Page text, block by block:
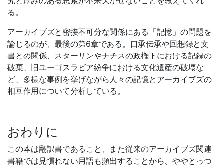
る。
アーカイブズと密接不可分な関係にある「記憶」の問題を
論じるのが、最後の第6章である。口承伝承や回想録と文
書との関係、スターリンやナチスの政権下における記録の
破棄、旧ユーゴスラビア紛争における文化遺産の破壊な
ど、多様な事例を挙げながら人々の記憶とアーカイブズの
相互作用について分析している。
おわりに
この本は翻訳書であること、また従来のアーカイブズ関連
書籍では見慣れない用語も頻出することから、ややとっつ